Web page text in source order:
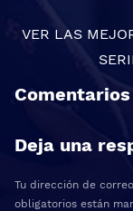
VER LAS
Comentarios
Deja una
Tu dirección de
obligatorios están